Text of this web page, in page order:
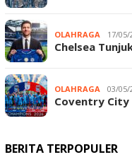
OLAHRAGA 17/05/
Chelsea
OLAHRAGA 03/05/
Coventry City
BERITA TERPOPULER